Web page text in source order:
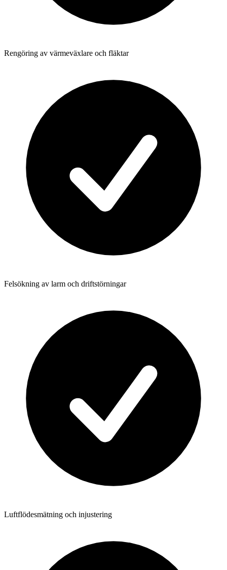
Rengöring av värmeväxlare och fläktar
Felsökning av larm och driftstörningar
Luftflödesmätning och injustering